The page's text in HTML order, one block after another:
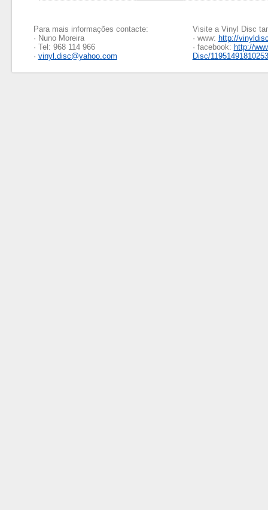
Para mais informações contacte:
· Nuno Moreira
· Tel: 968 114 966
· vinyl.disc@yahoo.com
Visite a Vinyl Disc
· www: http://
· facebook: http://
Disc/